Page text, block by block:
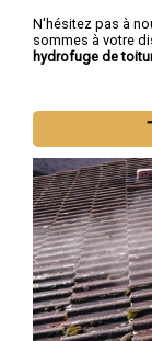
N'hésitez pas à
sommes à votre
hydrofuge de